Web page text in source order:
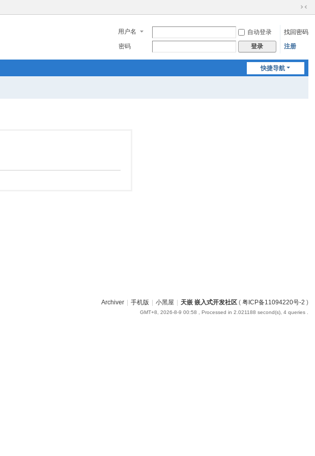
切
到
用户名 自动登录
找回密码
密码
登录 注册
快捷导航
Archiver 手机版 小黑屋 天嵌 嵌入式开发社区( 粤ICP备11094220号-2 )
GMT+8, 2026-8-9 00:58 , Processed in 2.021188 second(s), 4 queries .